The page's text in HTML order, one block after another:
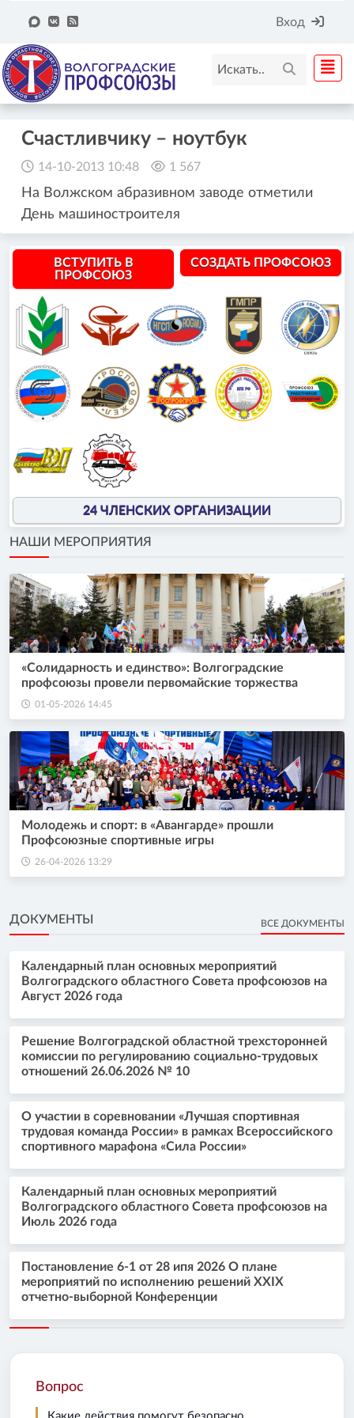
Вход
Счастливчику – ноутбук
14-10-2013 10:48 1 567
На Волжском абразивном заводе отметили
День машиностроителя
ВСТУПИТЬ В
ПРОФСОЮЗ
СОЗДАТЬ ПРОФСОЮЗ
24 ЧЛЕНСКИХ ОРГАНИЗАЦИИ
НАШИ МЕРОПРИЯТИЯ
«Солидарность и единство»: Волгоградские
профсоюзы провели первомайские торжества
01-05-2026 14:45
Молодежь и спорт: в «Авангарде» прошли
Профсоюзные спортивные игры
26-04-2026 13:29
ДОКУМЕНТЫ ВСЕ ДОКУМЕНТЫ
Календарный план основных мероприятий
Волгоградского областного Совета профсоюзов на
Август 2026 года
Решение Волгоградской областной трехсторонней
комиссии по регулированию социально-трудовых
отношений 26.06.2026 № 10
О участии в соревновании «Лучшая спортивная
трудовая команда России» в рамках Всероссийского
спортивного марафона «Сила России»
Календарный план основных мероприятий
Волгоградского областного Совета профсоюзов на
Июль 2026 года
Постановление 6-1 от 28 ипя 2026 О плане
мероприятий по исполнению решений XXIX
отчетно-выборной Конференции
Вопрос